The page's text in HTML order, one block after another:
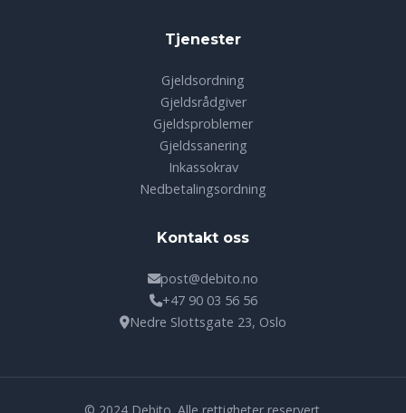
Tjenester
Gjeldsordning
Gjeldsrådgiver
Gjeldsproblemer
Gjeldssanering
Inkassokrav
Nedbetalingsordning
Kontakt oss
post@debito.no
+47 90 03 56 56
Nedre Slottsgate 23, Oslo